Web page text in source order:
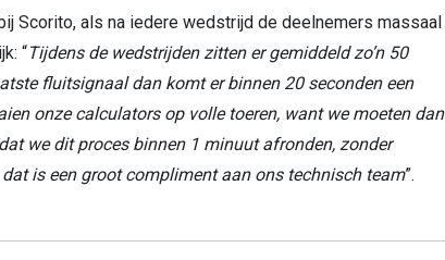
Scorito, als na iedere wedstrijd de deelnemers massaal
“Tijdens de wedstrijden zitten er gemiddeld zo’n 50
fluitsignaal dan komt er binnen 20 seconden een
onze calculators op volle toeren, want we moeten dan
we dit proces binnen 1 minuut afronden, zonder
is een groot compliment aan ons technisch team”.